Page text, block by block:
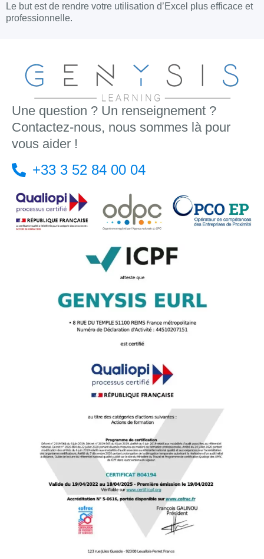
Le but est de rendre votre utilisation d’Excel plus efficace et
professionnelle.
Une question ? Un renseignement ?
Contactez-nous, nous sommes là pour
vous aider !
+33 3 52 84 00 04